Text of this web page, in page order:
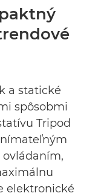
a statické
spôsobmi
Tripod
elektronické